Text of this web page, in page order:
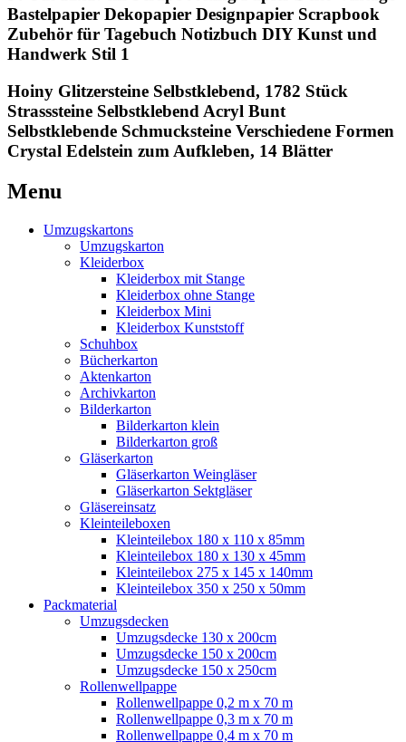
Bastelpapier Dekopapier Designpapier Scrapbook
Zubehör für Tagebuch Notizbuch DIY Kunst und
Handwerk Stil 1
Hoiny Glitzersteine Selbstklebend, 1782 Stück
Strasssteine Selbstklebend Acryl Bunt
Selbstklebende Schmucksteine Verschiedene Formen
Crystal Edelstein zum Aufkleben, 14 Blätter
Menu
Umzugskartons
Umzugskarton
Kleiderbox
Kleiderbox mit Stange
Kleiderbox ohne Stange
Kleiderbox Mini
Kleiderbox Kunststoff
Schuhbox
Bücherkarton
Aktenkarton
Archivkarton
Bilderkarton
Bilderkarton klein
Bilderkarton groß
Gläserkarton
Gläserkarton Weingläser
Gläserkarton Sektgläser
Gläsereinsatz
Kleinteileboxen
Kleinteilebox 180 x 110 x 85mm
Kleinteilebox 180 x 130 x 45mm
Kleinteilebox 275 x 145 x 140mm
Kleinteilebox 350 x 250 x 50mm
Packmaterial
Umzugsdecken
Umzugsdecke 130 x 200cm
Umzugsdecke 150 x 200cm
Umzugsdecke 150 x 250cm
Rollenwellpappe
Rollenwellpappe 0,2 m x 70 m
Rollenwellpappe 0,3 m x 70 m
Rollenwellpappe 0,4 m x 70 m